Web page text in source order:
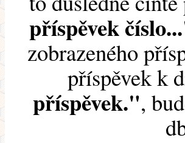
příspěvek
zobrazeného
příspěvek k
příspěvek.",